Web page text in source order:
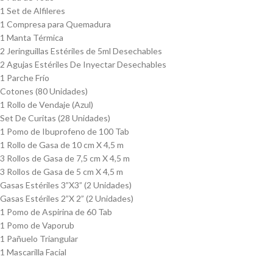
1 Set de Alfileres
1 Compresa para Quemadura
1 Manta Térmica
2 Jeringuillas Estériles de 5ml Desechables
2 Agujas Estériles De Inyectar Desechables
1 Parche Frío
Cotones (80 Unidades)
1 Rollo de Vendaje (Azul)
Set De Curitas (28 Unidades)
1 Pomo de Ibuprofeno de 100 Tab
1 Rollo de Gasa de 10 cm X 4,5 m
3 Rollos de Gasa de 7,5 cm X 4,5 m
3 Rollos de Gasa de 5 cm X 4,5 m
Gasas Estériles 3”X3” (2 Unidades)
Gasas Estériles 2”X 2” (2 Unidades)
1 Pomo de Aspirina de 60 Tab
1 Pomo de Vaporub
1 Pañuelo Triangular
1 Mascarilla Facial